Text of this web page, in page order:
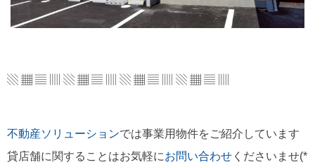
▧ ▦ ▤ ▥ ▧ ▦ ▤ ▥ ▧ ▦ ▤ ▥ ▧ ▦ ▤ ▥
不動産ソリューションでは事業用物件をご紹介しています
貸店舗に関することはお気軽にお問い合わせ くださいませ(*